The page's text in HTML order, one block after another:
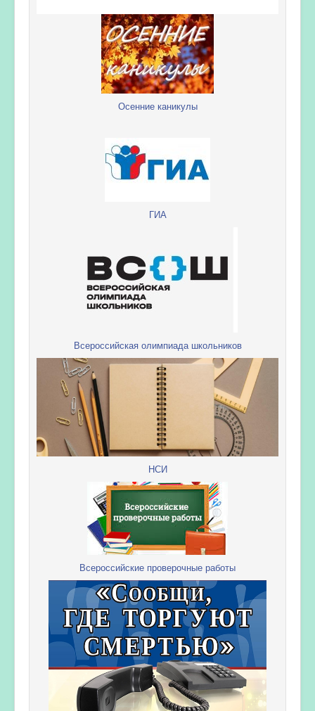
Осенние каникулы
ГИА
Всероссийская олимпиада школьников
НСИ
Всероссийские проверочные работы